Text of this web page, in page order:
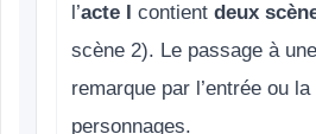
l’acte I contient deux
scène 2). Le passage à
remarque par l’entrée ou
personnages.